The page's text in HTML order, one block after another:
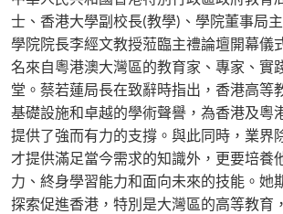
士、香港大學副校長(教學)、學院董事局
學院院長李經文教授蒞臨主禮論壇開幕儀
名來自粵港澳大灣區的教育家、專家、實
堂。蔡若蓮局長在致辭時指出，香港高等
基礎設施和卓越的學術聲譽，為香港及粵
提供了強而有力的支撐。與此同時，業界
才提供滿足當今需求的知識外，更要培養
力、終身學習能力和面向未來的技能。她
探索促進香港，特別是大灣區的高等教育